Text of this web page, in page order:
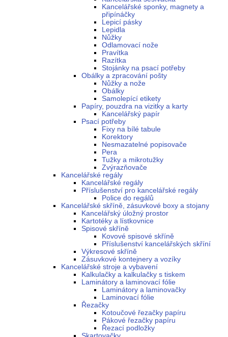
Kancelářské sponky, magnety a
připínáčky
Lepicí pásky
Lepidla
Nůžky
Odlamovací nože
Pravítka
Razítka
Stojánky na psací potřeby
Obálky a zpracování pošty
Nůžky a nože
Obálky
Samolepící etikety
Papíry, pouzdra na vizitky a karty
Kancelářský papír
Psací potřeby
Fixy na bílé tabule
Korektory
Nesmazatelné popisovače
Pera
Tužky a mikrotužky
Zvýrazňovače
Kancelářské regály
Kancelářské regály
Příslušenství pro kancelářské regály
Police do regálů
Kancelářské skříně, zásuvkové boxy a stojany
Kancelářský úložný prostor
Kartotéky a lístkovnice
Spisové skříně
Kovové spisové skříně
Příslušenství kancelářských skříní
Výkresové skříně
Zásuvkové kontejnery a vozíky
Kancelářské stroje a vybavení
Kalkulačky a kalkulačky s tiskem
Laminátory a laminovací fólie
Laminátory a laminovačky
Laminovací fólie
Řezačky
Kotoučové řezačky papíru
Pákové řezačky papíru
Řezací podložky